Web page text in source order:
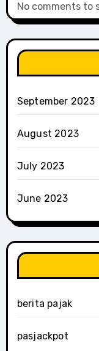
No comments to
September 2023
August 2023
July 2023
June 2023
berita pajak
pasjackpot